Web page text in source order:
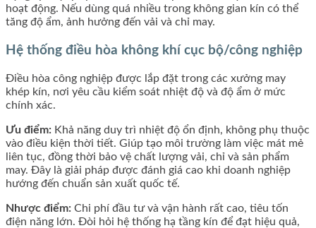
hoạt động. Nếu dùng quá nhiều trong không gian kín có thể
tăng độ ẩm, ảnh hưởng đến vải và chỉ may.
Hệ thống điều hòa không khí cục bộ/công nghiệp
Điều hòa công nghiệp được lắp đặt trong các xưởng may
khép kín, nơi yêu cầu kiểm soát nhiệt độ và độ ẩm ở mức
chính xác.
Ưu điểm: Khả năng duy trì nhiệt độ ổn định, không phụ thuộc
vào điều kiện thời tiết. Giúp tạo môi trường làm việc mát mẻ
liên tục, đồng thời bảo vệ chất lượng vải, chỉ và sản phẩm
may. Đây là giải pháp được đánh giá cao khi doanh nghiệp
hướng đến chuẩn sản xuất quốc tế.
Nhược điểm: Chi phí đầu tư và vận hành rất cao, tiêu tốn
điện năng lớn. Đòi hỏi hệ thống hạ tầng kín để đạt hiệu quả,